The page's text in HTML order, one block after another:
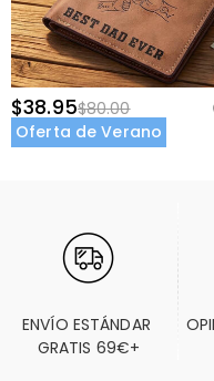
$38.95$80.00
Oferta de Verano
ENVÍO ESTÁNDAR
GRATIS 69€+